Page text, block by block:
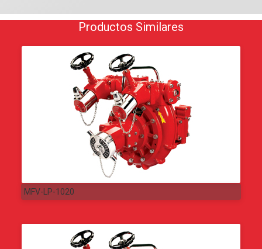
Productos Similares
MFV-LP-1020